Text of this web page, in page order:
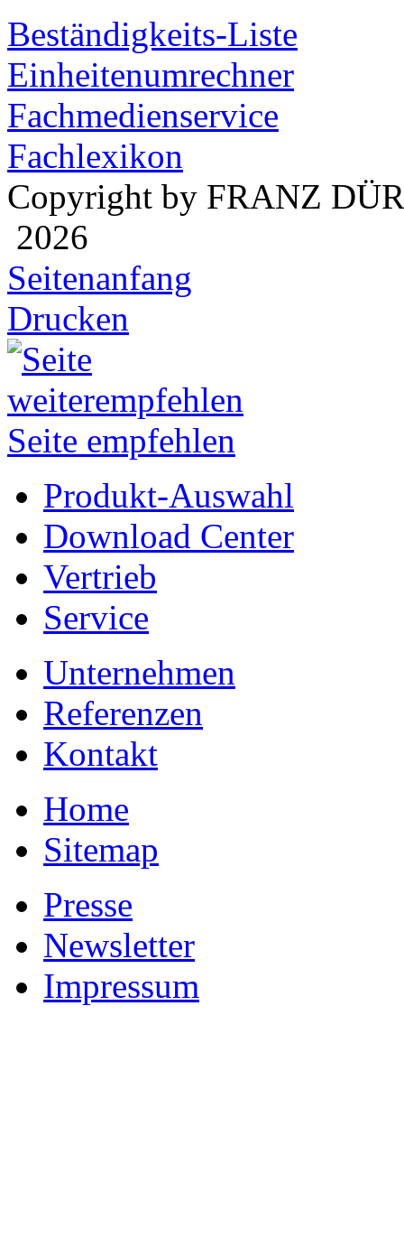
Beständigkeits-Liste
Einheitenumrechner
Fachmedienservice
Fachlexikon
Copyright by FRANZ
2026
Seitenanfang
Drucken
Seite empfehlen
Produkt-Auswahl
Download Center
Vertrieb
Service
Unternehmen
Referenzen
Kontakt
Home
Sitemap
Presse
Newsletter
Impressum